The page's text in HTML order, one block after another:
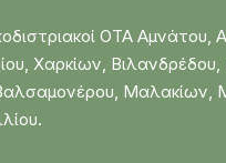
ΟΤΑ
Χαρκίων,